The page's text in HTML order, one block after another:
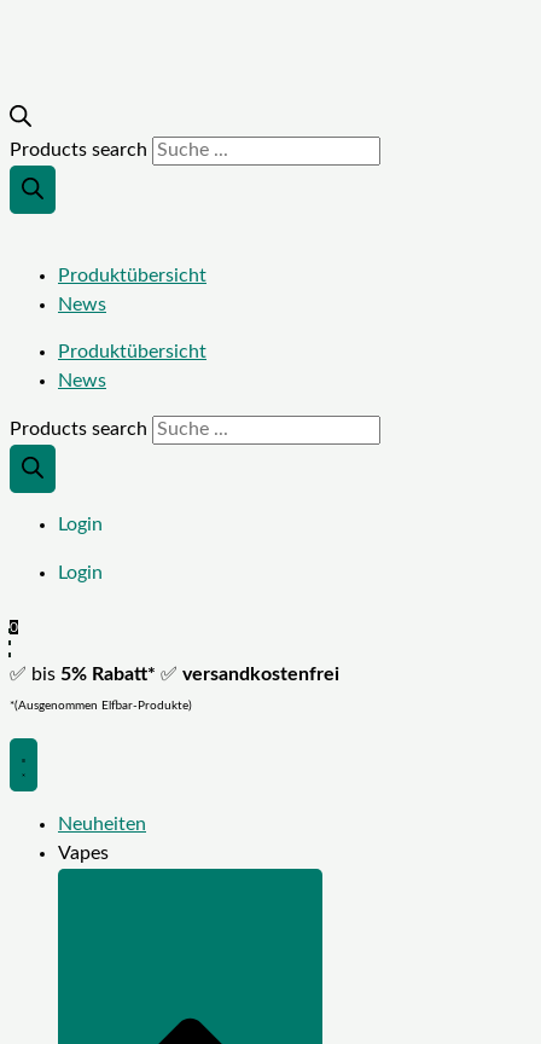
Products search
Produktübersicht
News
Produktübersicht
News
Products search
Login
Login
0
✅ bis 5% Rabatt* ✅ versandkostenfrei
*(Ausgenommen Elfbar-Produkte)
Neuheiten
Vapes